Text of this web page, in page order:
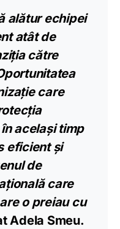
alătur echipei
atât de
către
care
același timp
eficient și
de
care
o preiau cu
Adela Smeu.